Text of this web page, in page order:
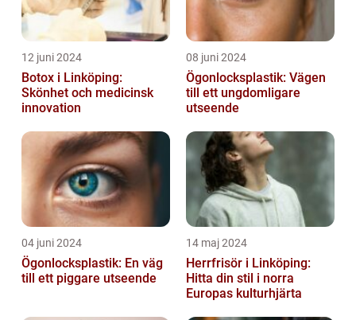
12 juni 2024
Botox i Linköping:
Skönhet och medicinsk
innovation
08 juni 2024
Ögonlocksplastik: Vägen
till ett ungdomligare
utseende
04 juni 2024
Ögonlocksplastik: En väg
till ett piggare utseende
14 maj 2024
Herrfrisör i Linköping:
Hitta din stil i norra
Europas kulturhjärta